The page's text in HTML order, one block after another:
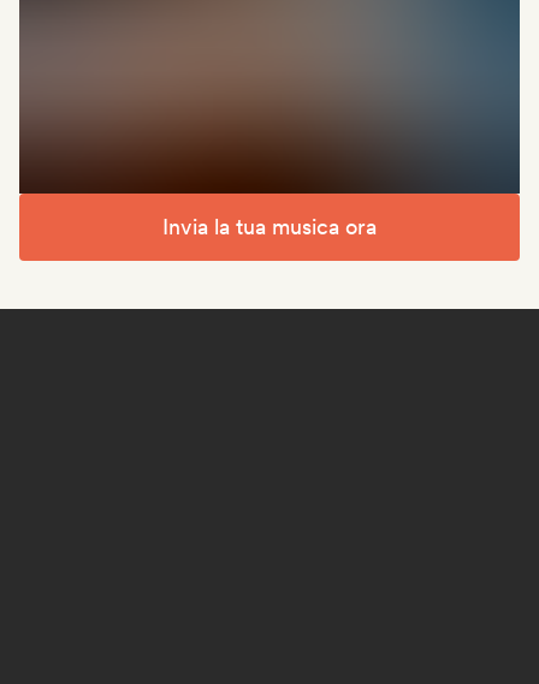
Invia la tua musica ora